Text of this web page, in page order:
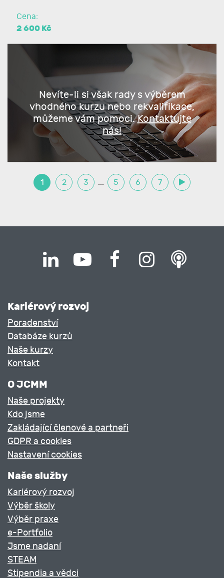
Cena:
2 600 Kč
Nevíte-li si však rady s výběrem
vhodného kurzu nebo rekvalifikace,
můžeme vám pomoci.Kontaktujte
nás!
1 2 3 ... 5 6 7
Kariérový rozvoj
Poradenství
Databáze kurzů
Naše kurzy
Kontakt
O JCMM
Naše projekty
Kdo jsme
Zakládající členové a partneři
GDPR a cookies
Nastavení cookies
Naše služby
Kariérový rozvoj
Výběr školy
Výběr praxe
e-Portfolio
Jsme nadaní
STEAM
Stipendia a vědci